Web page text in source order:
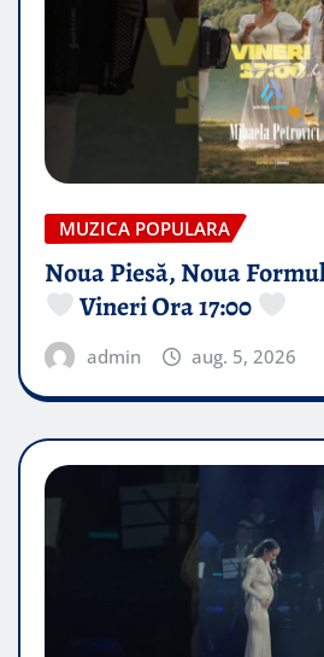
MUZICA POPULARA
Noua Piesă, Noua
Vineri Ora 17:00
admin aug. 5, 2026